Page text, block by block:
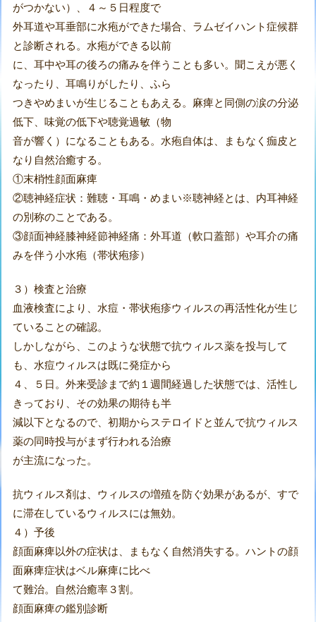
がつかない）、４～５日程度で
外耳道や耳垂部に水疱ができた場合、ラムゼイハント症候群
と診断される。水疱ができる以前
に、耳中や耳の後ろの痛みを伴うことも多い。聞こえが悪く
なったり、耳鳴りがしたり、ふら
つきやめまいが生じることもあえる。麻痺と同側の涙の分泌
低下、味覚の低下や聴覚過敏（物
音が響く）になることもある。水疱自体は、まもなく痂皮と
なり自然治癒する。
①末梢性顔面麻痺
②聴神経症状：難聴・耳鳴・めまい※聴神経とは、内耳神経
の別称のことである。
③顔面神経膝神経節神経痛：外耳道（軟口蓋部）や耳介の痛
みを伴う小水疱（帯状疱疹）
３）検査と治療
血液検査により、水痘・帯状疱疹ウィルスの再活性化が生じ
ていることの確認。
しかしながら、このような状態で抗ウィルス薬を投与して
も、水痘ウィルスは既に発症から
４、５日。外来受診まで約１週間経過した状態では、活性し
きっており、その効果の期待も半
減以下となるので、初期からステロイドと並んで抗ウィルス
薬の同時投与がまず行われる治療
が主流になった。
抗ウィルス剤は、ウィルスの増殖を防ぐ効果があるが、すで
に滞在しているウィルスには無効。
４）予後
顔面麻痺以外の症状は、まもなく自然消失する。ハントの顔
面麻痺症状はベル麻痺に比べ
て難治。自然治癒率３割。
顔面麻痺の鑑別診断